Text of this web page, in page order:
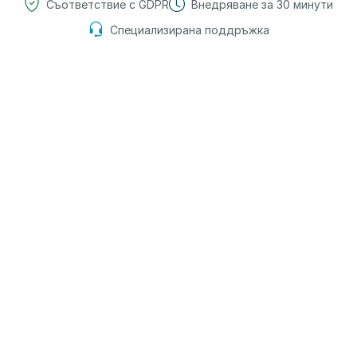
Съответствие с GDPR
Внедряване за 30 минути
Специализирана поддръжка